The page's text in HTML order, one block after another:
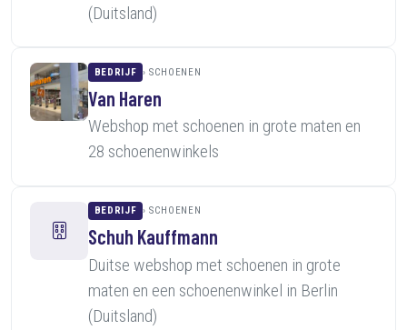
(Duitsland)
BEDRIJF SCHOENEN
Van Haren
Webshop met schoenen in grote maten en
28 schoenenwinkels
BEDRIJF SCHOENEN
Schuh Kauffmann
Duitse webshop met schoenen in grote
maten en een schoenenwinkel in Berlin
(Duitsland)